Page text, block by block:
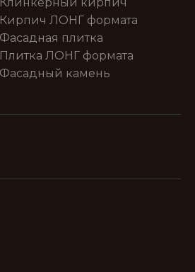
Кирпич ЛОНГ формата
Фасадная плитка
Плитка ЛОНГ формата
Фасадный камень